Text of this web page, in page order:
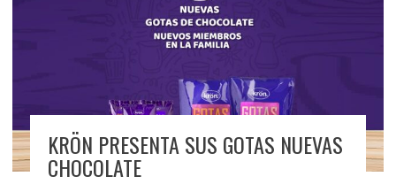
KRÖN PRESENTA SUS GOTAS NUEVAS
CHOCOLATE